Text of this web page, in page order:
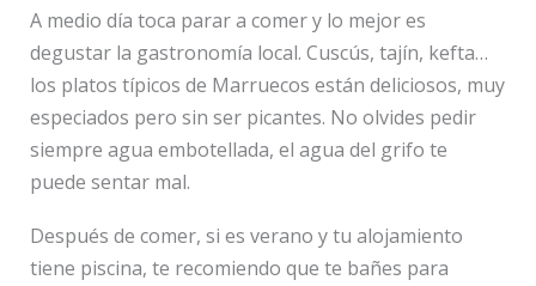
A medio día toca parar a comer y lo mejor es
degustar la gastronomía local. Cuscús, tajín, kefta…
los platos típicos de Marruecos están deliciosos, muy
especiados pero sin ser picantes. No olvides pedir
siempre agua embotellada, el agua del grifo te
puede sentar mal.
Después de comer, si es verano y tu alojamiento
tiene piscina, te recomiendo que te bañes para